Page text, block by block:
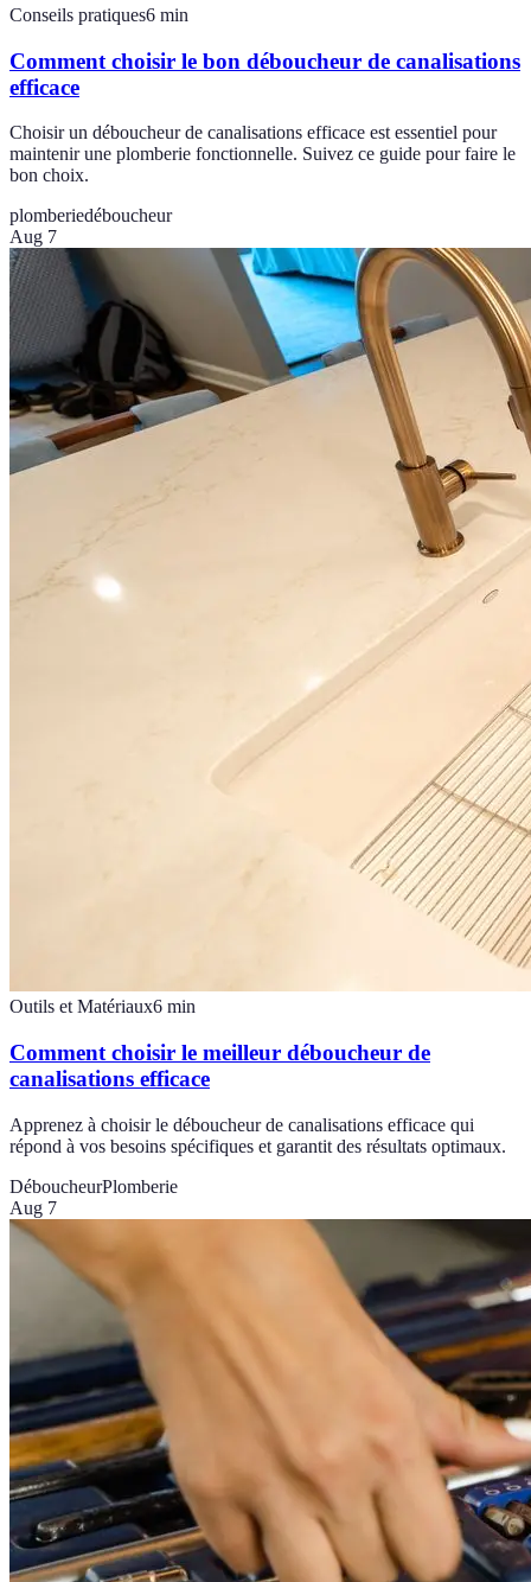
Conseils pratiques6 min
Comment choisir le bon déboucheur de canalisations
efficace
Choisir un déboucheur de canalisations efficace est essentiel pour
maintenir une plomberie fonctionnelle. Suivez ce guide pour faire le
bon choix.
plomberiedéboucheur
Aug 7
Outils et Matériaux6 min
Comment choisir le meilleur déboucheur de
canalisations efficace
Apprenez à choisir le déboucheur de canalisations efficace qui
répond à vos besoins spécifiques et garantit des résultats optimaux.
DéboucheurPlomberie
Aug 7